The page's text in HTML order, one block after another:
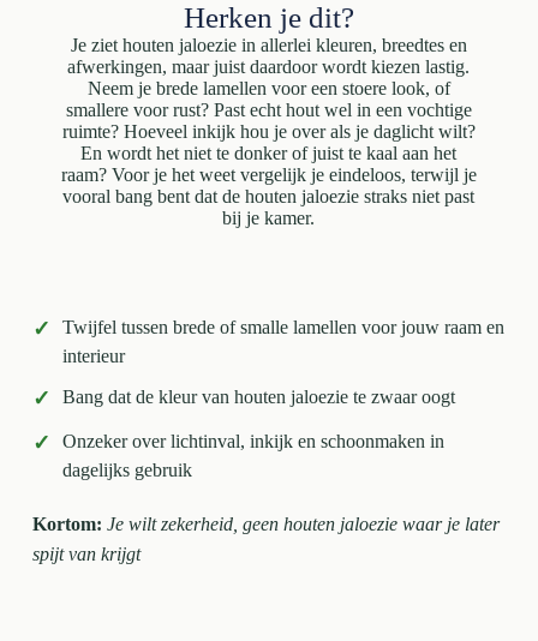
Herken je dit?
Je ziet houten jaloezie in allerlei kleuren, breedtes en
afwerkingen, maar juist daardoor wordt kiezen lastig.
Neem je brede lamellen voor een stoere look, of
smallere voor rust? Past echt hout wel in een vochtige
ruimte? Hoeveel inkijk hou je over als je daglicht wilt?
En wordt het niet te donker of juist te kaal aan het
raam? Voor je het weet vergelijk je eindeloos, terwijl je
vooral bang bent dat de houten jaloezie straks niet past
bij je kamer.
✓
Twijfel tussen brede of smalle lamellen voor jouw raam en
interieur
✓ Bang dat de kleur van houten jaloezie te zwaar oogt
✓
Onzeker over lichtinval, inkijk en schoonmaken in
dagelijks gebruik
Kortom: Je wilt zekerheid, geen houten jaloezie waar je later
spijt van krijgt